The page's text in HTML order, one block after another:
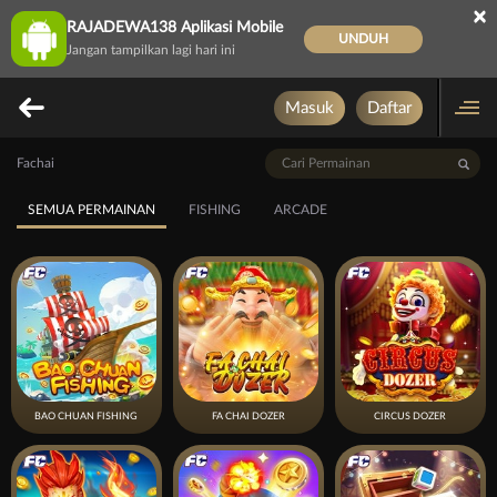
RAJADEWA138 Aplikasi Mobile
Jangan tampilkan lagi hari ini
UNDUH
×
Masuk Daftar
Fachai
SEMUA PERMAINAN FISHING ARCADE
BAO CHUAN FISHING FA CHAI DOZER CIRCUS DOZER